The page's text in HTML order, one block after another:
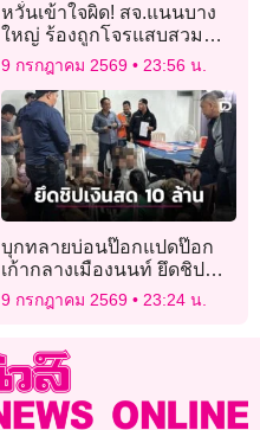
หวั่นเข้าใจผิด! สจ.แนนบาง
ใหญ่ ร้องถูกโจรแสบสวม
ทะเบียนรถใช้ขโมยสายไฟ
วอน ตร.เร่งล่าตัว
9 กรกฎาคม 2569 23:56 น.
บุกทลายบ่อนป๊อกแปดป๊อก
เก้ากลางเมืองนนท์ ยึดชิป
เงินสด 10 ล้าน-รวบผีพนัน 25
9 กรกฎาคม 2569 23:24 น.